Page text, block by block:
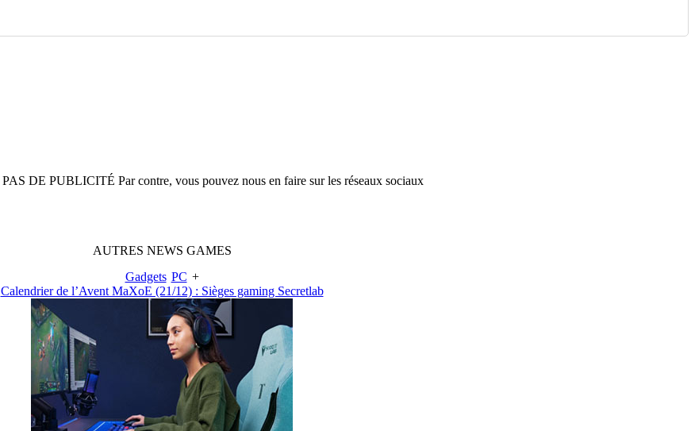
PAS DE PUBLICITÉ Par contre, vous pouvez nous en faire sur les réseaux sociaux
AUTRES NEWS GAMES
Gadgets PC +
Calendrier de l’Avent MaXoE (21/12) : Sièges gaming Secretlab